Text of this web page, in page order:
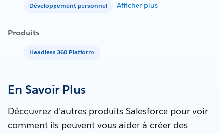
Développement personnel Afficher plus
Produits
Headless 360 Platform
En Savoir Plus
Découvrez d'autres produits Salesforce pour voir
comment ils peuvent vous aider à créer des